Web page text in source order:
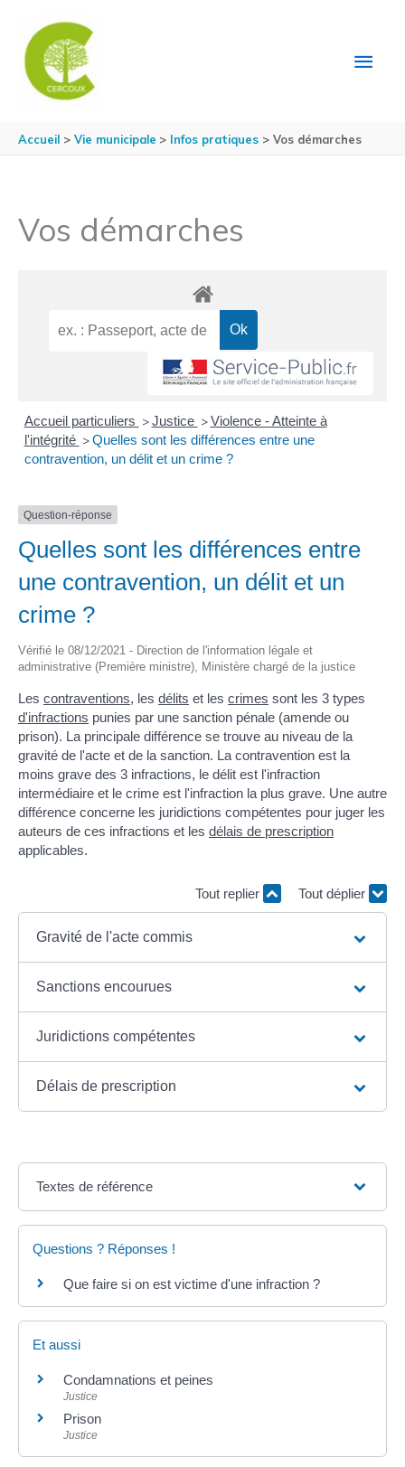
Accueil Vie municipale Infos pratiques Vos démarches
Vos démarches
Accueil particuliers > Justice > Violence - Atteinte à
l'intégrité > Quelles sont les différences entre une
contravention, un délit et un crime ?
Question-réponse
Quelles sont les différences entre
une contravention, un délit et un
crime ?
Vérifié le 08/12/2021 - Direction de l'information légale et
administrative (Première ministre), Ministère chargé de la justice
Les contraventions, les délits et les crimes sont les 3 types
d'infractions punies par une sanction pénale (amende ou
prison). La principale différence se trouve au niveau de la
gravité de l'acte et de la sanction. La contravention est la
moins grave des 3 infractions, le délit est l'infraction
intermédiaire et le crime est l'infraction la plus grave. Une autre
différence concerne les juridictions compétentes pour juger les
auteurs de ces infractions et les délais de prescription
applicables.
Tout replier Tout déplier
Gravité de l'acte commis
Sanctions encourues
Juridictions compétentes
Délais de prescription
Textes de référence
Questions ? Réponses !
Que faire si on est victime d'une infraction ?
Et aussi
Condamnations et peines
Justice
Prison
Justice